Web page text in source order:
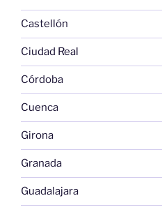
Castellón
Ciudad Real
Córdoba
Cuenca
Girona
Granada
Guadalajara